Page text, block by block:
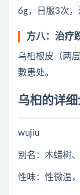
6g，日服3次，
方八：治疗
乌桕根皮（两
敷患处。
乌桕的详细
wujiu
别名：木蜡树
性味：性微温，